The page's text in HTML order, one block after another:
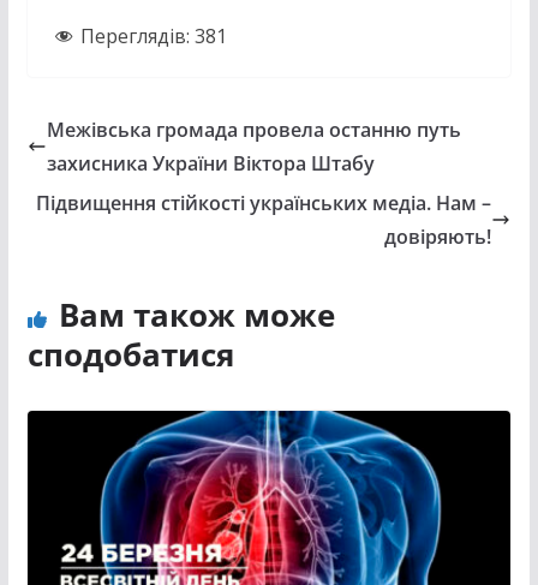
Переглядів: 381
Межівська громада провела останню путь
захисника України Віктора Штабу
Підвищення стійкості українських медіа. Нам –
довіряють!
Вам також може
сподобатися